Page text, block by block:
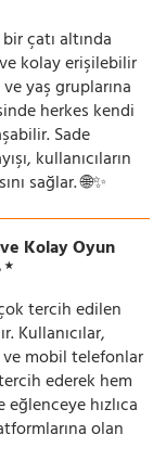
çatı altında
kolay erişilebilir
yaş gruplarına
herkes kendi
Sade
kullanıcıların
sağlar. 🌐✨
Kolay Oyun
tercih edilen
Kullanıcılar,
mobil telefonlar
ederek hem
hızlıca
olan